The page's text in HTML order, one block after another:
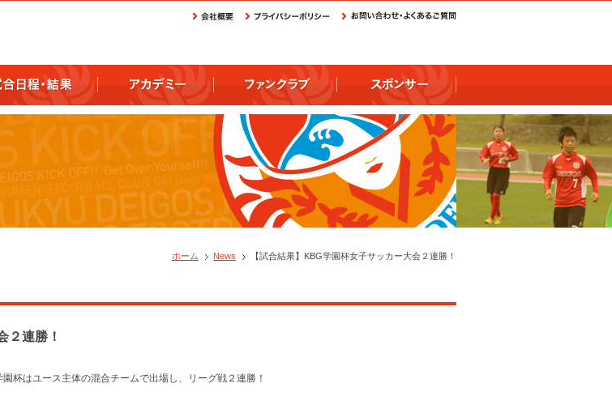
ホーム News 【試合結果】KBG学園杯女子サッカー大会２連勝！
２連勝！
杯はユース主体の混合チームで出場し、リーグ戦２連勝！